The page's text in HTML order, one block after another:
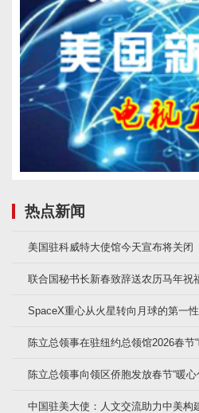
热点新闻
美国驻科威特大使馆今天宣布将关闭
联合国秘书长新春致辞送农历马年祝
SpaceX重心从火星转向月球的第一
陈立总领事在驻纽约总领馆2026春节
陈立总领事向领区侨胞发放春节“暖心
中国驻美大使：人文交流助力中美构